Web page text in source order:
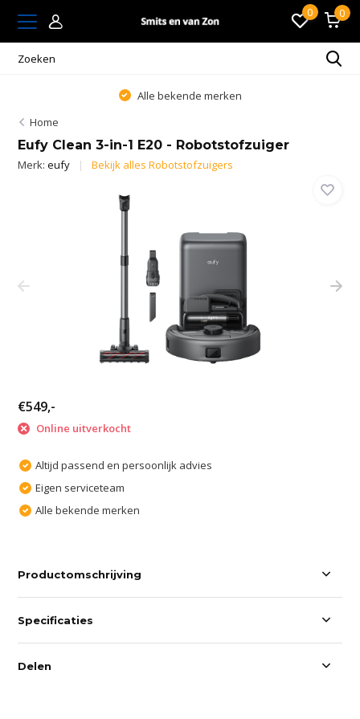
0 0
Alle bekende merken
Home
Eufy Clean 3-in-1 E20 - Robotstofzuiger
Merk:eufy Bekijk alles Robotstofzuigers
€549,-
Online uitverkocht
Altijd passend en persoonlijk advies
Eigen serviceteam
Alle bekende merken
Productomschrijving
Specificaties
Delen